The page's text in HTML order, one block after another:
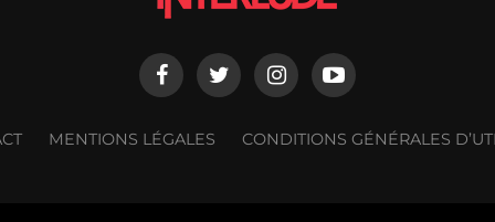
MENTIONS LÉGALES CONDITIONS GÉNÉRALES